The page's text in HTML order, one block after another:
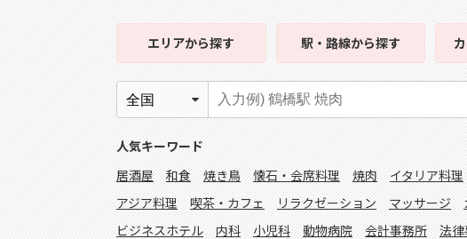
エリアから探す 駅・路線から探す
人気キーワード
居酒屋
和食 焼き鳥 懐石・会席料理 焼肉 イタリア料理
アジア料理
喫茶・カフェ リラクゼーション マッサージ
ビジネスホテル
内科 小児科 動物病院 会計事務所 法